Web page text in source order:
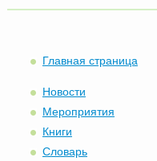
Главная страница
Новости
Мероприятия
Книги
Словарь